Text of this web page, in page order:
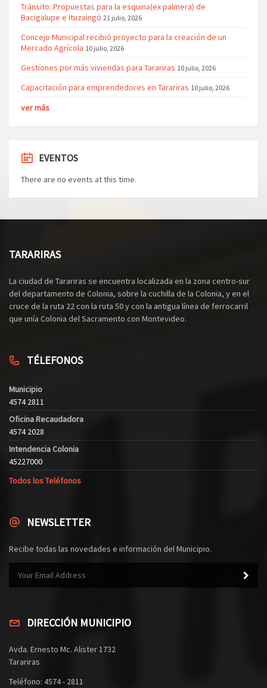
Tránsito: Propuestas para la esquina(ex palmera) de
Bacigalupe e Ituzaingó 21 julio, 2026
Concejo Municipal recibió proyecto para la creación de un
Mercado Agrícola 10 julio, 2026
Gestiones por más viviendas para Tarariras 10 julio, 2026
Capacitación para emprendedores en Tarariras 10 julio, 2026
ver más
EVENTOS
There are no events at this time.
TARARIRAS
La ciudad de Tarariras se encuentra localizada en la zona centro-sur
del departamento de Colonia, sobre la cuchilla de la Colonia, y en el
cruce de la ruta 22 con la ruta 50 y con la antigua línea de ferrocarril
que unía Colonia del Sacramento con Montevideo.
TÉLEFONOS
Municipio
4574 2811
Oficina Recaudadora
4574 2028
Intendencia Colonia
45227000
Todos los Teléfonos
NEWSLETTER
Recibe todas las novedades e información del Municipio.
DIRECCIÓN MUNICIPIO
Avda. Ernesto Mc. Alister 1732
Tarariras
Teléfono: 4574 - 2811